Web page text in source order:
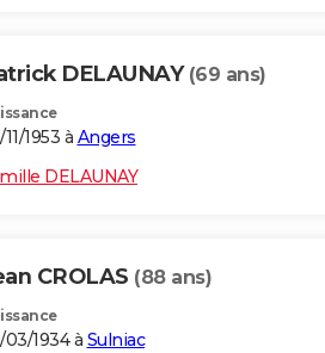
DELAUNAY (69 ans)
1953 à Angers
DELAUNAY
CROLAS (88 ans)
03/1934 à Sulniac